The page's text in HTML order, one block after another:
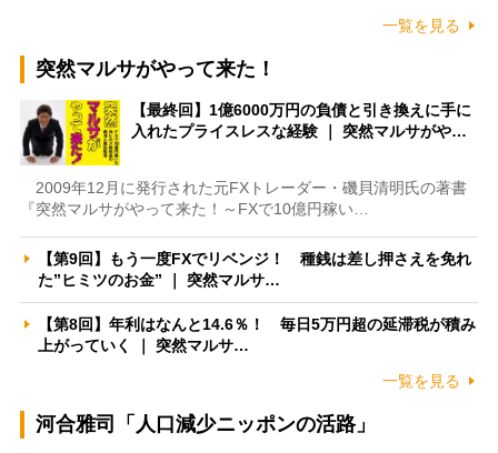
一覧を見る
突然マルサがやって来た！
【最終回】1億6000万円の負債と引き換えに手に
入れたプライスレスな経験 ｜ 突然マルサがや…
2009年12月に発行された元FXトレーダー・磯貝清明氏の著書
『突然マルサがやって来た！～FXで10億円稼い…
【第9回】もう一度FXでリベンジ！ 種銭は差し押さえを免れ
た”ヒミツのお金” ｜ 突然マルサ…
【第8回】年利はなんと14.6％！ 毎日5万円超の延滞税が積み
上がっていく ｜ 突然マルサ…
一覧を見る
河合雅司「人口減少ニッポンの活路」